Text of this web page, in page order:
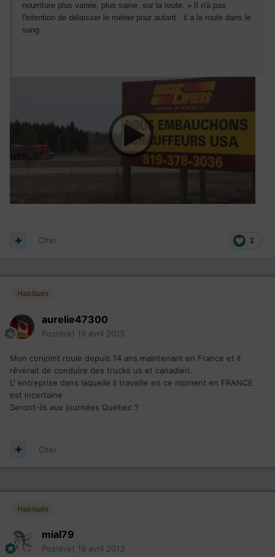
nourriture plus variée, plus saine, sur la route. » Il n'a pas
l'intention de délaisser le métier pour autant : il a la route dans le
sang.
2
Citer
Habitués
aurelie47300
Posté(e) 19 avril 2013
Mon conjoint roule depuis 14 ans maintenant en France et il
rêverait de conduire des trucks us et canadien.
L' entreprise dans laquelle il travaille en ce moment en FRANCE
est incertaine .
Seront-ils aux journées Quebec ?
Citer
Habitués
mial79
Posté(e) 19 avril 2013